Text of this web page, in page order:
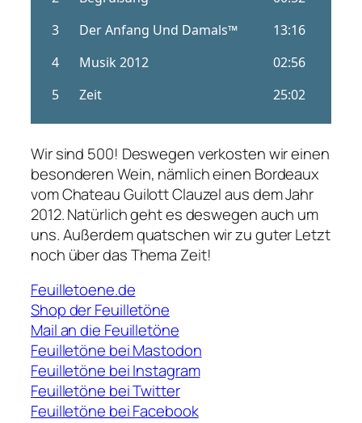
Wir sind 500! Deswegen verkosten wir einen
besonderen Wein, nämlich einen Bordeaux
vom Chateau Guilott Clauzel aus dem Jahr
2012. Natürlich geht es deswegen auch um
uns. Außerdem quatschen wir zu guter Letzt
noch über das Thema Zeit!
Feuilletoene.de
Shop der Feuilletöne
Mail an die Feuilletöne
Feuilletöne bei Mastodon
Feuilletöne bei Instagram
Feuilletöne bei Twitter
Feuilletöne bei Facebook